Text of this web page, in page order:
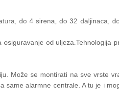
do 4 sirena, do 32 daljinaca,
od uljeza.Tehnologija
Može se montirati na sve vrste
same alarmne centrale. A tu je i